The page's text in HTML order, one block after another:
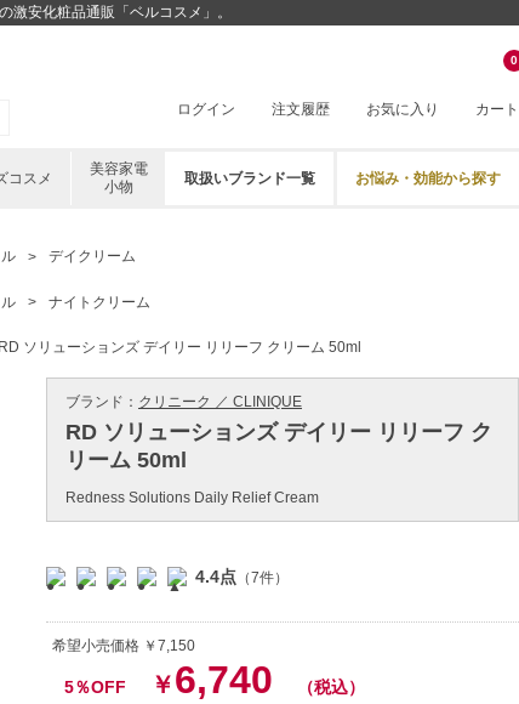
安化粧品通販「ベルコスメ」。
ログイン 注文履歴 お気に入り カート
0
コスメ
美容家電
小物
取扱いブランド一覧 お悩み・効能から探す
デイクリーム
ナイトクリーム
RD ソリューションズ デイリー リリーフ クリーム 50ml
ブランド： クリニーク ／ CLINIQUE
RD ソリューションズ デイリー リリーフ ク
リーム 50ml
Redness Solutions Daily Relief Cream
4.4点 （7件）
希望小売価格 ￥7,150
5％OFF ￥6,740 （税込）